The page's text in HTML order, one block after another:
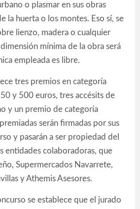
o plasmar en sus obras
la huerta o los montes. Eso sí, se
lienzo, madera o cualquier
mínima de la obra será
empleada es libre.
tres premios en categoría
y 500 euros, tres accésits de
y un premio de categoría
serán firmadas por sus
y pasarán a ser propiedad del
entidades colaboradoras, que
Supermercados Navarrete,
y Athemis Asesores.
se establece que el jurado